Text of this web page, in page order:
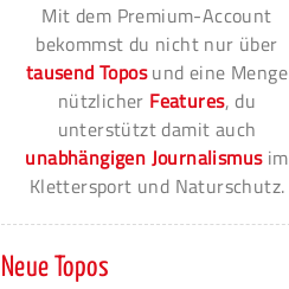
Mit dem Premium-Account
bekommst du nicht nur über
tausend Toposund eine Menge
nützlicher Features, du
unterstützt damit auch
unabhängigen Journalismusim
Klettersport und Naturschutz.
Neue Topos